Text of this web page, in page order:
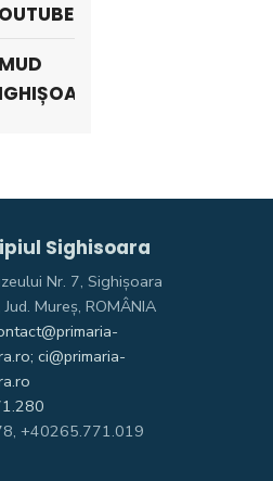
Sighisoara
Nr. 7, Sighişoara
Mureş, ROMÂNIA
ci@primaria-
+40265.771.019